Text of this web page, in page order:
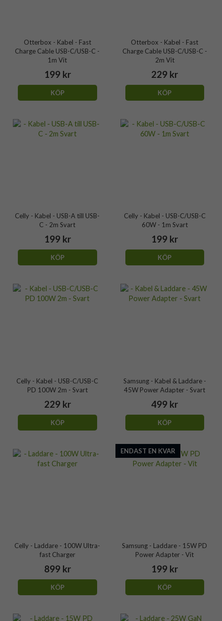
Otterbox - Kabel - Fast
Charge Cable USB-C/USB-C -
1m Vit
199 kr
KÖP
Otterbox - Kabel - Fast
Charge Cable USB-C/USB-C -
2m Vit
229 kr
KÖP
Celly - Kabel - USB-A till USB-
C - 2m Svart
199 kr
KÖP
Celly - Kabel - USB-C/USB-C
60W - 1m Svart
199 kr
KÖP
Celly - Kabel - USB-C/USB-C
PD 100W 2m - Svart
229 kr
KÖP
Samsung - Kabel & Laddare -
45W Power Adapter - Svart
499 kr
KÖP
Celly - Laddare - 100W Ultra-
fast Charger
899 kr
KÖP
ENDAST EN KVAR
Samsung - Laddare - 15W PD
Power Adapter - Vit
199 kr
KÖP